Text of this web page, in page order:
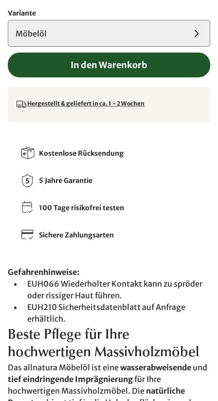
Variante
Möbelöl
In den Warenkorb
Hergestellt & geliefert in ca. 1 - 2 Wochen
Kostenlose Rücksendung
5 Jahre Garantie
100 Tage risikofrei testen
Sichere Zahlungsarten
Gefahrenhinweise:
EUH066 Wiederholter Kontakt kann zu spröder
oder rissiger Haut führen.
EUH210 Sicherheitsdatenblatt auf Anfrage
erhältlich.
Beste Pflege für Ihre
hochwertigen Massivholzmöbel
Das allnatura Möbelöl ist einewasserabweisende und
tief eindringende Imprägnierungfür Ihre
hochwertigen Massivholzmöbel. Die natürliche